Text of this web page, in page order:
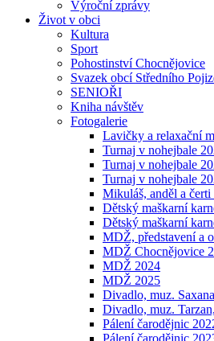
Výroční zprávy
Život v obci
Kultura
Sport
Pohostinství Chocnějovice
Svazek obcí Středního
SENIOŘI
Kniha návštěv
Fotogalerie
Lavičky a relaxační
Turnaj v nohejbale
Turnaj v nohejbale
Turnaj v nohejbale
Mikuláš, anděl a čerti
Dětský maškarní
Dětský maškarní
MDŽ, představení a
MDŽ Chocnějovice
MDŽ 2024
MDŽ 2025
Divadlo, muz.
Divadlo, muz.
Pálení čarodějnic
Pálení čarodějnic